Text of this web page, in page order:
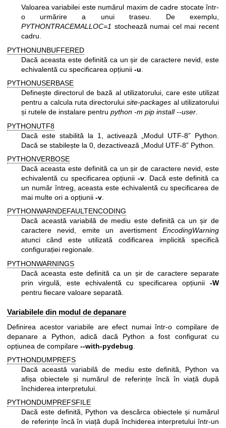
Valoarea variabilei este numărul maxim de cadre stocate într-
o urmărire a unui traseu. De exemplu,
PYTHONTRACEMALLOC=1 stochează numai cel mai recent
cadru.
PYTHONUNBUFFERED
Dacă aceasta este definită ca un șir de caractere nevid, este
echivalentă cu specificarea opțiunii -u
PYTHONUSERBASE
Definește directorul de bază al utilizatorului, care este utilizat
pentru a calcula ruta directoruluisite-packages al utilizatorului
și rutele de instalare pentru python -m pip install --user.
PYTHONUTF8
Dacă este stabilită la 1, activează „Modul UTF-8” Python.
Dacă se stabilește la 0, dezactivează „Modul UTF-8” Python.
PYTHONVERBOSE
Dacă aceasta este definită ca un șir de caractere nevid, este
echivalentă cu specificarea opțiunii -v . Dacă este definită ca
un număr întreg, aceasta este echivalentă cu specificarea de
mai multe ori a opțiunii -v
PYTHONWARNDEFAULTENCODING
Dacă această variabilă de mediu este definită ca un șir de
caractere nevid, emite un avertisment EncodingWarning
atunci când este utilizată codificarea implicită specifică
configurației regionale.
PYTHONWARNINGS
Dacă aceasta este definită ca un șir de caractere separate
prin virgulă, este echivalentă cu specificarea opțiunii -W
pentru fiecare valoare separată.
Variabilele din modul de depanare
Definirea acestor variabile are efect numai într-o compilare de
depanare a Python, adică dacă Python a fost configurat cu
opțiunea de compilare --with-pydebug
PYTHONDUMPREFS
Dacă această variabilă de mediu este definită, Python va
afișa obiectele și numărul de referințe încă în viață după
închiderea interpretului.
PYTHONDUMPREFSFILE
Dacă este definită, Python va descărca obiectele și numărul
de referințe încă în viață după închiderea interpretului într-un